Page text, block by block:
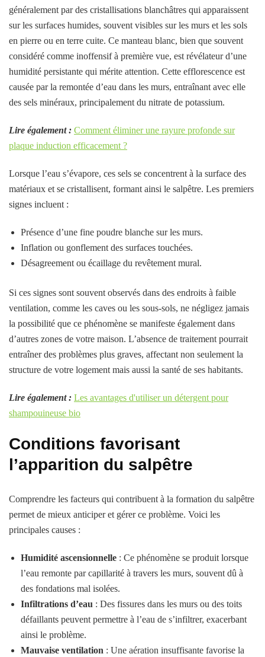
généralement par des cristallisations blanchâtres qui apparaissent
sur les surfaces humides, souvent visibles sur les murs et les sols
en pierre ou en terre cuite. Ce manteau blanc, bien que souvent
considéré comme inoffensif à première vue, est révélateur d’une
humidité persistante qui mérite attention. Cette efflorescence est
causée par la remontée d’eau dans les murs, entraînant avec elle
des sels minéraux, principalement du nitrate de potassium.
Lire également : Comment éliminer une rayure profonde sur
plaque induction efficacement ?
Lorsque l’eau s’évapore, ces sels se concentrent à la surface des
matériaux et se cristallisent, formant ainsi le salpêtre. Les premiers
signes incluent :
Présence d’une fine poudre blanche sur les murs.
Inflation ou gonflement des surfaces touchées.
Désagreement ou écaillage du revêtement mural.
Si ces signes sont souvent observés dans des endroits à faible
ventilation, comme les caves ou les sous-sols, ne négligez jamais
la possibilité que ce phénomène se manifeste également dans
d’autres zones de votre maison. L’absence de traitement pourrait
entraîner des problèmes plus graves, affectant non seulement la
structure de votre logement mais aussi la santé de ses habitants.
Lire également : Les avantages d'utiliser un détergent pour
shampouineuse bio
Conditions favorisant
l’apparition du salpêtre
Comprendre les facteurs qui contribuent à la formation du salpêtre
permet de mieux anticiper et gérer ce problème. Voici les
principales causes :
Humidité ascensionnelle : Ce phénomène se produit lorsque
l’eau remonte par capillarité à travers les murs, souvent dû à
des fondations mal isolées.
Infiltrations d’eau : Des fissures dans les murs ou des toits
défaillants peuvent permettre à l’eau de s’infiltrer, exacerbant
ainsi le problème.
Mauvaise ventilation : Une aération insuffisante favorise la